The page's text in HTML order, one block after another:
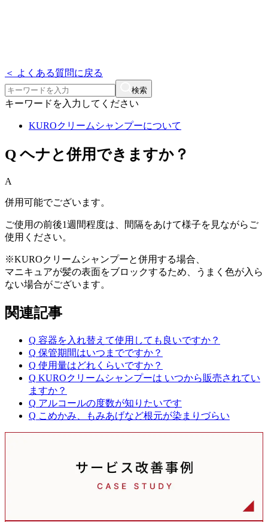
＜ よくある質問に戻る
検索
キーワードを入力してください
KUROクリームシャンプーについて
Q ヘナと併用できますか？
A
併用可能でございます。
ご使用の前後1週間程度は、間隔をあけて様子を見ながらご
使用ください。
※KUROクリームシャンプーと併用する場合、
マニキュアが髪の表面をブロックするため、うまく色が入ら
ない場合がございます。
関連記事
Q 容器を入れ替えて使用しても良いですか？
Q 保管期間はいつまでですか？
Q 使用量はどれくらいですか？
Q KUROクリームシャンプーは いつから販売されてい
ますか？
Q アルコールの度数が知りたいです
Q こめかみ、もみあげなど根元が染まりづらい